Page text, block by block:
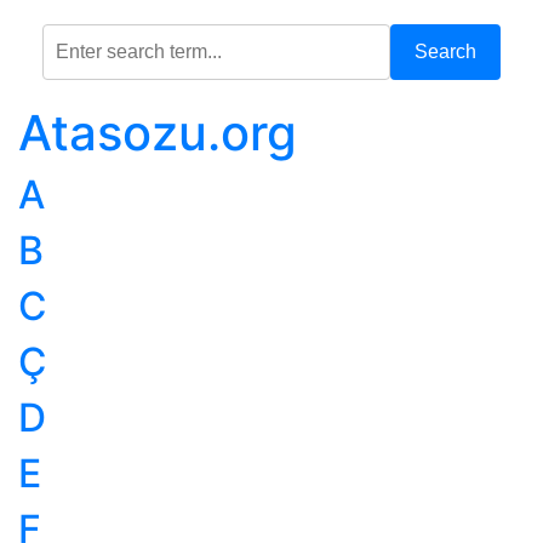
Search
Atasozu.org
A
B
C
Ç
D
E
F